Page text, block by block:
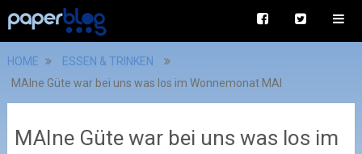
HOME
ESSEN & TRINKEN
MAIne Güte war bei uns was los im Wonnemonat MAI
MAIne Güte war bei uns was los im